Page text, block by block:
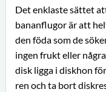
Det enklaste sättet
bananflugor är att
den föda som de
ingen frukt eller
disk ligga i diskhon
ren och ta bort